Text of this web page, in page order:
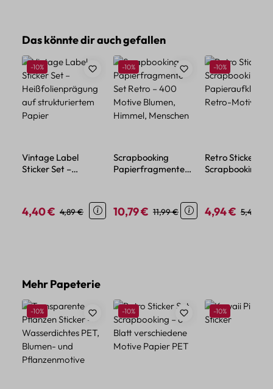
Produktgalerie überspringen
Das könnte dir auch gefallen
Rabatt
-10%
Vintage Label
Sticker Set –
Verkaufspreis:
4,40 € Regulärer Preis:
4,89 €
Rabatt
-10%
Scrapbooking
Papierfragmente
Himmel, Menschen
Verkaufspreis:
10,79 € Regulärer Preis:
11,99 €
Rabatt
-10%
Retro Sticker Set
Scrapbooking –
Verkaufspreis:
4,94 € 5,49 €
Produktgalerie überspringen
Mehr Papeterie
Rabatt
-10% Rabatt
-10% Rabatt
-10%